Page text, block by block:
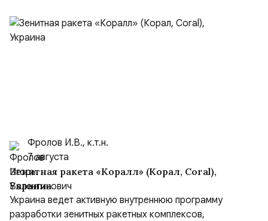
Фролов И.В., к.т.н.
7 августа
Зенитная ракета «Коралл» (Корал, Coral),
Украина
Украина ведет активную внутреннюю программу
разработки зенитных ракетных комплексов,